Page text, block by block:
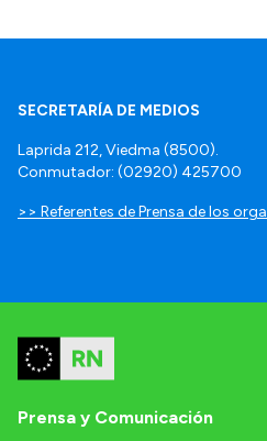
SECRETARÍA DE MEDIOS
Laprida 212, Viedma (8500).
Conmutador: (02920) 425700
>> Referentes de Prensa de los
Prensa y Comunicación